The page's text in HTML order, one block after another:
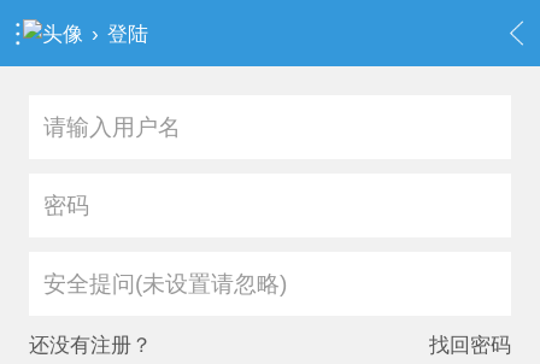
› 登陆
安全提问(未设置请忽略)
还没有注册？ 找回密码